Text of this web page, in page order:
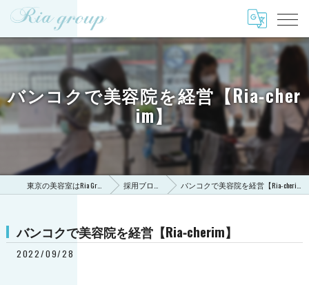
バンコクで美容院を経営【Ria‐cher
im】
東京の美容室はRia Group 採用ブログ バンコクで美容院を経営【Ria‐cherim】
バンコクで美容院を経営【Ria‐cherim】
2022/09/28